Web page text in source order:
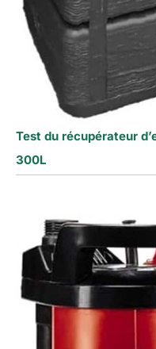
Test du récupérateur
300L